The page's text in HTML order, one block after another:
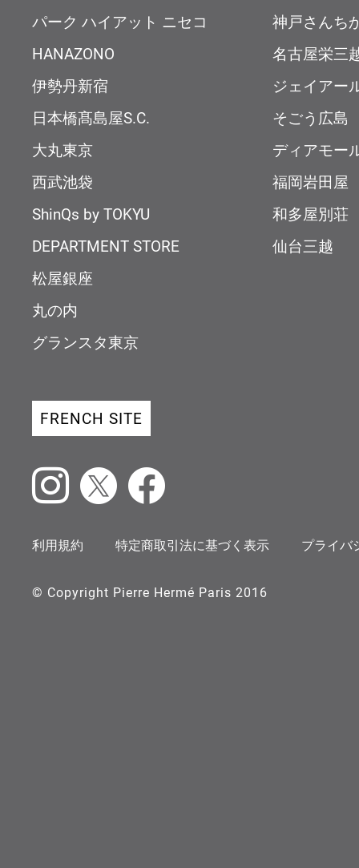
パーク ハイアット ニセコ
HANAZONO
伊勢丹新宿
日本橋髙島屋S.C.
大丸東京
西武池袋
ShinQs by TOKYU
DEPARTMENT STORE
松屋銀座
丸の内
グランスタ東京
神戸さんち
名古屋栄三
ジェイアー
そごう広島
ディアモー
福岡岩田屋
和多屋別荘
仙台三越
FRENCH SITE
利用規約 特定商取引法に基づく表示 プライバ
© Copyright Pierre Hermé Paris 2016